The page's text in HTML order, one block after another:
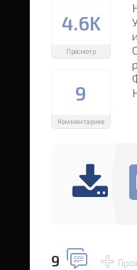
4.6K
Просмотр
9
Комментариев
9